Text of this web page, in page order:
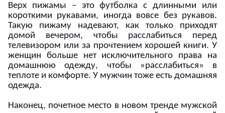
Верх пижамы – это футболка с длинными или
короткими рукавами, иногда вовсе без рукавов.
Такую пижаму надевают, как только приходят
домой вечером, чтобы расслабиться перед
телевизором или за прочтением хорошей книги. У
женщин больше нет исключительного права на
домашнюю одежду, чтобы «расслабиться» в
теплоте и комфорте. У мужчин тоже есть домашняя
одежда.
Наконец, почетное место в новом тренде мужской